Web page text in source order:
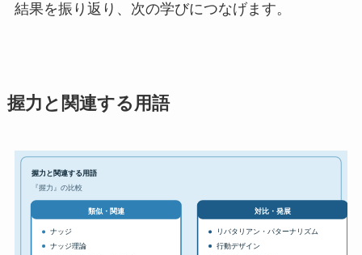
結果を振り返り、次の学びにつなげます。
握力と関連する用語
握力と関連する用語
『握力』の比較
類似・関連
ナッジ
ナッジ理論
対比・発展
リバタリアン・パターナリズム
行動デザイン